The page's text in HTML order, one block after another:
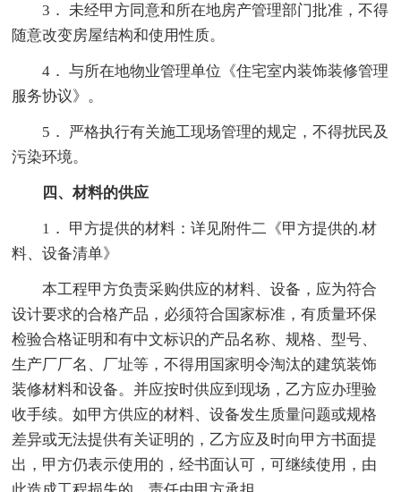
3． 未经甲方同意和所在地房产管理部门批准，不得
随意改变房屋结构和使用性质。
4． 与所在地物业管理单位《住宅室内装饰装修管理
服务协议》。
5． 严格执行有关施工现场管理的规定，不得扰民及
污染环境。
四、材料的供应
1． 甲方提供的材料：详见附件二《甲方提供的.材
料、设备清单》
本工程甲方负责采购供应的材料、设备，应为符合
设计要求的合格产品，必须符合国家标准，有质量环保
检验合格证明和有中文标识的产品名称、规格、型号、
生产厂厂名、厂址等，不得用国家明令淘汰的建筑装饰
装修材料和设备。并应按时供应到现场，乙方应办理验
收手续。如甲方供应的材料、设备发生质量问题或规格
差异或无法提供有关证明的，乙方应及时向甲方书面提
出，甲方仍表示使用的，经书面认可，可继续使用，由